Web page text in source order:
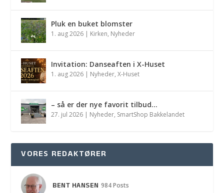
Pluk en buket blomster
1. aug 2026 | Kirken, Nyheder
Invitation: Danseaften i X-Huset
1. aug 2026 | Nyheder,X-Huset
– så er der nye favorit tilbud…
27. jul 2026 | Nyheder, SmartShop Bakkelandet
VORES REDAKTØRER
BENT HANSEN 984 Posts